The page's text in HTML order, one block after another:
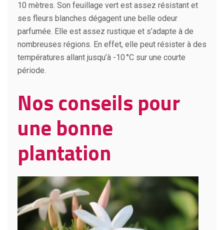
10 mètres. Son feuillage vert est assez résistant et
ses fleurs blanches dégagent une belle odeur
parfumée. Elle est assez rustique et s’adapte à de
nombreuses régions. En effet, elle peut résister à des
températures allant jusqu’à -10 °C sur une courte
période.
Nos conseils pour
une bonne
plantation